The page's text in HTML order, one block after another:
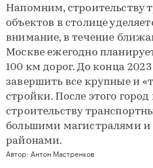
Напомним, строительству
объектов в столице
внимание, в течение
Москве ежегодно
100 км дорог. До конца
завершить все крупные и
стройки. После этого
строительству
большими магистралями
районами.
Автор: Антон Мастренков